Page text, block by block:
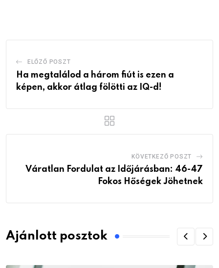
ELŐZŐ POSZT
Ha megtalálod a három fiút is ezen a
képen, akkor átlag fölötti az IQ-d!
KÖVETKEZŐ POSZT
Váratlan Fordulat az Időjárásban: 46-47
Fokos Hőségek Jöhetnek
Ajánlott posztok